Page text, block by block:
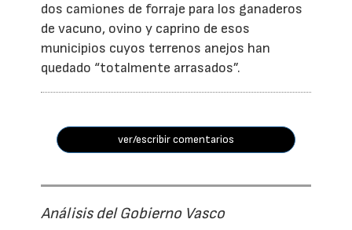
dos camiones de forraje para los ganaderos
de vacuno, ovino y caprino de esos
municipios cuyos terrenos anejos han
quedado “totalmente arrasados”.
ver/escribir comentarios
Análisis del Gobierno Vasco